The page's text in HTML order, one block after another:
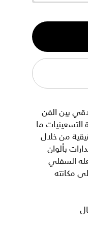
بين الفن
ما
من خلال
بألوان
السفلي
مكانته